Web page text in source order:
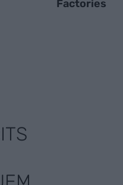
Factories